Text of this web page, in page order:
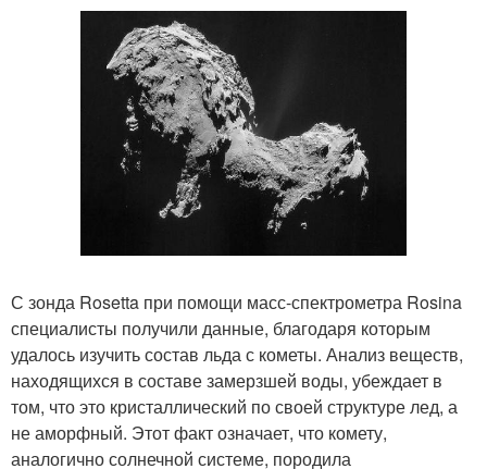
С зонда Rosetta при помощи масс-спектрометра Rosina
специалисты получили данные, благодаря которым
удалось изучить состав льда с кометы. Анализ веществ,
находящихся в составе замерзшей воды, убеждает в
том, что это кристаллический по своей структуре лед, а
не аморфный. Этот факт означает, что комету,
аналогично солнечной системе, породила